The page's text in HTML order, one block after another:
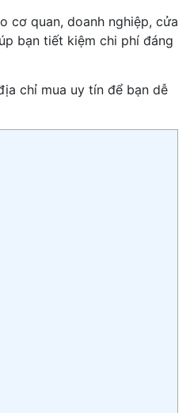
cơ quan, doanh nghiệp, cửa
bạn tiết kiệm chi phí đáng
chỉ mua uy tín để bạn dễ